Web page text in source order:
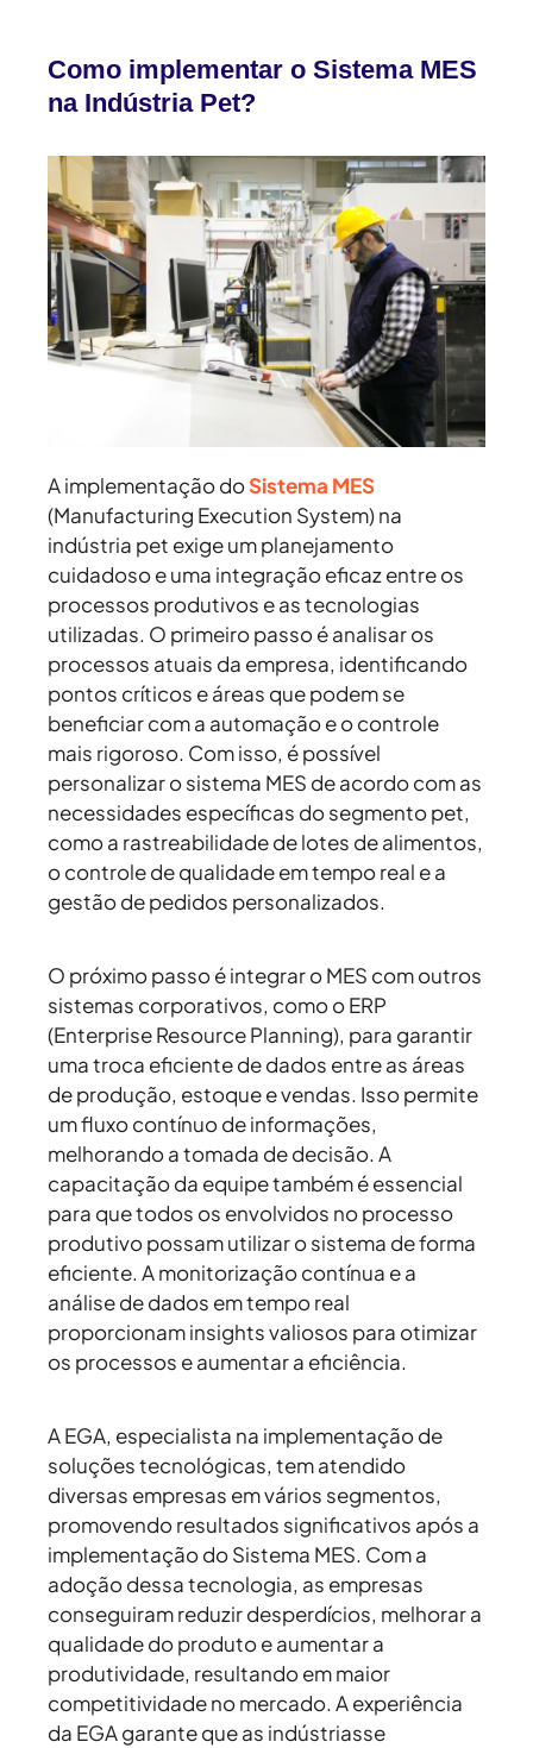
Como implementar o Sistema MES
na Indústria Pet?
A implementação doSistema MES
(Manufacturing Execution System) na
indústria pet exige um planejamento
cuidadoso e uma integração eficaz entre os
processos produtivos e as tecnologias
utilizadas. O primeiro passo é analisar os
processos atuais da empresa, identificando
pontos críticos e áreas que podem se
beneficiar com a automação e o controle
mais rigoroso. Com isso, é possível
personalizar o sistema MES de acordo com as
necessidades específicas do segmento pet,
como a rastreabilidade de lotes de alimentos,
o controle de qualidade em tempo real e a
gestão de pedidos personalizados.
O próximo passo é integrar o MES com outros
sistemas corporativos, como o ERP
(Enterprise Resource Planning), para garantir
uma troca eficiente de dados entre as áreas
de produção, estoque e vendas. Isso permite
um fluxo contínuo de informações,
melhorando a tomada de decisão. A
capacitação da equipe também é essencial
para que todos os envolvidos no processo
produtivo possam utilizar o sistema de forma
eficiente. A monitorização contínua e a
análise de dados em tempo real
proporcionam insights valiosos para otimizar
os processos e aumentar a eficiência.
A EGA, especialista na implementação de
soluções tecnológicas, tem atendido
diversas empresas em vários segmentos,
promovendo resultados significativos após a
implementação do Sistema MES. Com a
adoção dessa tecnologia, as empresas
conseguiram reduzir desperdícios, melhorar a
qualidade do produto e aumentar a
produtividade, resultando em maior
competitividade no mercado. A experiência
da EGA garante que as indústriasse